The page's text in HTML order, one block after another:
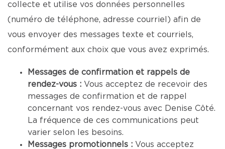
collecte et utilise vos données personnelles
(numéro de téléphone, adresse courriel) afin de
vous envoyer des messages texte et courriels,
conformément aux choix que vous avez exprimés.
Messages de confirmation et rappels de
rendez-vous : Vous acceptez de recevoir des
messages de confirmation et de rappel
concernant vos rendez-vous avec Denise Côté.
La fréquence de ces communications peut
varier selon les besoins.
Messages promotionnels : Vous acceptez